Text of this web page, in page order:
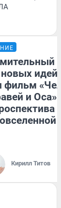
новых
фильм
и Оса»
Кирилл Титов